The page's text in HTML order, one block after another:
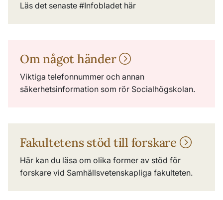
Läs det senaste #Infobladet här
Om något händer
Viktiga telefonnummer och annan
säkerhetsinformation som rör Socialhögskolan.
Fakultetens stöd till forskare
Här kan du läsa om olika former av stöd för
forskare vid Samhällsvetenskapliga fakulteten.